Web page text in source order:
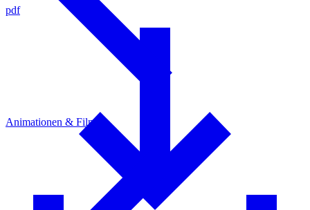
pdf
Animationen & Filme